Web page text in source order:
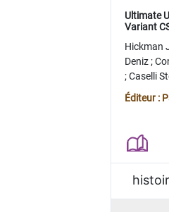
Ultimate
Variant
Hickman
Deniz;
;Caselli
Juan
Éditeur :